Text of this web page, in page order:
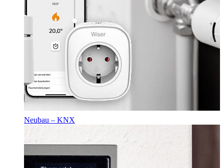
Neubau – KNX